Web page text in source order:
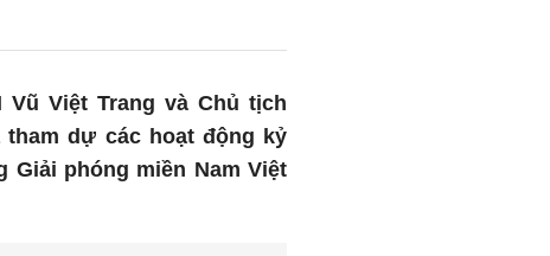
Vũ Việt Trang và Chủ tịch
tham dự các hoạt động kỷ
Giải phóng miền Nam Việt